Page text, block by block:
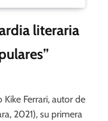
literaria
Ferrari, autor de
2021), su primera